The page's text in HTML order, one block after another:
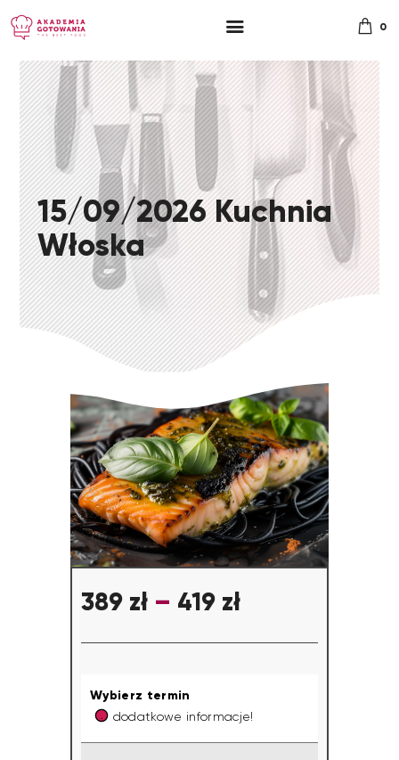
0
15/09/2026 Kuchnia
Włoska
389 zł – 419 zł
Wybierz termin
dodatkowe informacje!